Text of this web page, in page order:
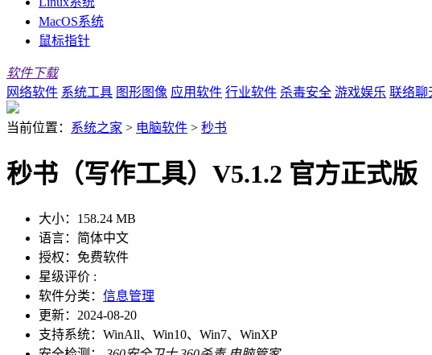
MacOS系统
鼠标指针
软件下载
网络软件 系统工具 图形图像 应用软件 行业软件 杀毒安全 游戏娱乐 联络聊
当前位置： 系统之家 > 电脑软件 > 秒书
秒书（写作工具）V5.1.2 官方正式版
大小： 158.24 MB
语言： 简体中文
授权： 免费软件
星级评价 :
软件分类： 信息管理
更新： 2024-08-20
支持系统： WinAll、Win10、Win7、WinXP